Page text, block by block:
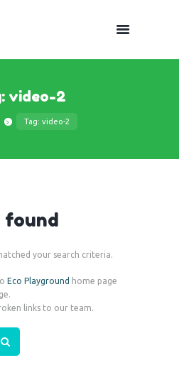
video-2
Tag: video-2
found
your search criteria.
Eco Playground home page
links to our team.